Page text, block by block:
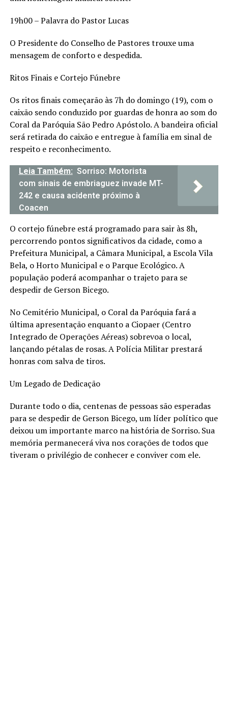
19h00 – Palavra do Pastor Lucas
O Presidente do Conselho de Pastores trouxe uma
mensagem de conforto e despedida.
Ritos Finais e Cortejo Fúnebre
Os ritos finais começarão às 7h do domingo (19), com o
caixão sendo conduzido por guardas de honra ao som do
Coral da Paróquia São Pedro Apóstolo. A bandeira oficial
será retirada do caixão e entregue à família em sinal de
respeito e reconhecimento.
Leia Também: Sorriso: Motorista
com sinais de embriaguez invade MT-
242 e causa acidente próximo à
Coacen
O cortejo fúnebre está programado para sair às 8h,
percorrendo pontos significativos da cidade, como a
Prefeitura Municipal, a Câmara Municipal, a Escola Vila
Bela, o Horto Municipal e o Parque Ecológico. A
população poderá acompanhar o trajeto para se
despedir de Gerson Bicego.
No Cemitério Municipal, o Coral da Paróquia fará a
última apresentação enquanto a Ciopaer (Centro
Integrado de Operações Aéreas) sobrevoa o local,
lançando pétalas de rosas. A Polícia Militar prestará
honras com salva de tiros.
Um Legado de Dedicação
Durante todo o dia, centenas de pessoas são esperadas
para se despedir de Gerson Bicego, um líder político que
deixou um importante marco na história de Sorriso. Sua
memória permanecerá viva nos corações de todos que
tiveram o privilégio de conhecer e conviver com ele.